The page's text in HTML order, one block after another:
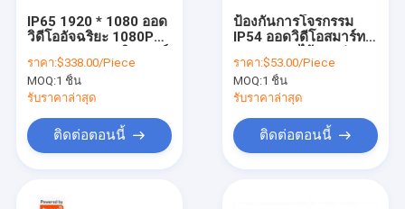
IP65 1920 * 1080 ออด
วิดีโออัจฉริยะ 1080P
คอมสองทาง
ราคา:$338.00/Piece
MOQ:1 ชิ้น
รับราคาล่าสุด
ติดต่อตอนนี้
ป้องกันการโจรกรรม
IP54 ออดวิดีโอสมาร์ท
มอง Cam Door Bell
ราคา:$53.00/Piece
MOQ:1 ชิ้น
รับราคาล่าสุด
ติดต่อตอนนี้